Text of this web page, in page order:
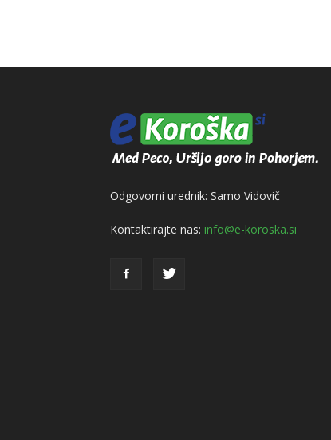
Odgovorni urednik: Samo Vidovič
Kontaktirajte nas: info@e-koroska.si